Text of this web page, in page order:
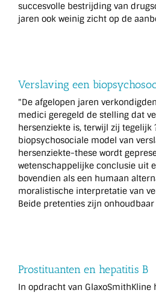
succesvolle bestrijding van
jaren ook weinig zicht op de
Verslaving een
"De afgelopen jaren
medici geregeld de stelling dat
hersenziekte is, terwijl zij
biopsychosociale model van
hersenziekte-these wordt
wetenschappelijke conclusie uit
bovendien als een humaan
moralistische interpretatie van
Beide pretenties zijn onhoudbaar
Prostituanten en hepatitis B
In opdracht van GlaxoSmithKline